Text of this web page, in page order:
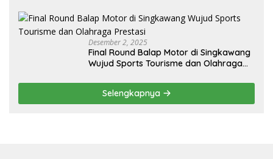
Desember 2, 2025
Final Round Balap Motor di Singkawang
Wujud Sports Tourisme dan Olahraga
Selengkapnya